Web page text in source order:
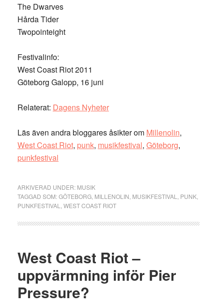
The Dwarves
Hårda Tider
Twopointeight
Festivalinfo:
West Coast Riot 2011
Göteborg Galopp, 16 juni
Relaterat: Dagens Nyheter
Läs även andra bloggares åsikter om Millenolin,
West Coast Riot, punk, musikfestival, Göteborg,
punkfestival
ARKIVERAD UNDER: MUSIK
TAGGAD SOM:GÖTEBORG, MILLENOLIN MUSIKFESTIVAL PUNK,
PUNKFESTIVAL
WEST COAST RIOT
West Coast Riot –
uppvärmning inför Pier
Pressure?